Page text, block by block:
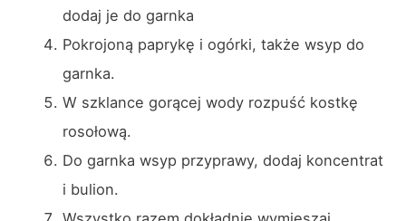
dodaj je do garnka
Pokrojoną paprykę i ogórki, także wsyp do
garnka.
W szklance gorącej wody rozpuść kostkę
rosołową.
Do garnka wsyp przyprawy, dodaj koncentrat
i bulion.